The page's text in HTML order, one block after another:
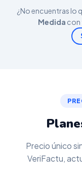
¿No encuentras lo
Medida con
Precio único
VeriFactu,